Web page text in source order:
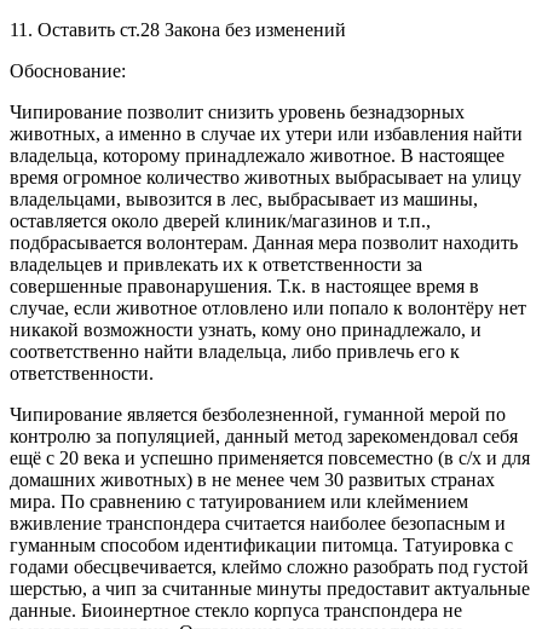
11. Оставить ст.28 Закона без изменений
Обоснование:
Чипирование позволит снизить уровень безнадзорных
животных, а именно в случае их утери или избавления найти
владельца, которому принадлежало животное. В настоящее
время огромное количество животных выбрасывает на улицу
владельцами, вывозится в лес, выбрасывает из машины,
оставляется около дверей клиник/магазинов и т.п.,
подбрасывается волонтерам. Данная мера позволит находить
владельцев и привлекать их к ответственности за
совершенные правонарушения. Т.к. в настоящее время в
случае, если животное отловлено или попало к волонтёру нет
никакой возможности узнать, кому оно принадлежало, и
соответственно найти владельца, либо привлечь его к
ответственности.
Чипирование является безболезненной, гуманной мерой по
контролю за популяцией, данный метод зарекомендовал себя
ещё с 20 века и успешно применяется повсеместно (в с/х и для
домашних животных) в не менее чем 30 развитых странах
мира. По сравнению с татуированием или клеймением
вживление транспондера считается наиболее безопасным и
гуманным способом идентификации питомца. Татуировка с
годами обесцвечивается, клеймо сложно разобрать под густой
шерстью, а чип за считанные минуты предоставит актуальные
данные. Биоинертное стекло корпуса транспондера не